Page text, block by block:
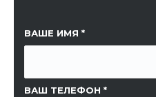
ВАШЕ ИМЯ
ВАШ ТЕЛЕФОН
ССЫЛКА НА СТРАНИЦУ